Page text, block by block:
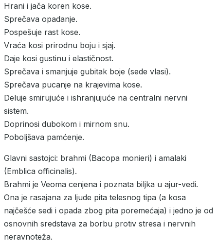
Hrani i jača koren kose.
Sprečava opadanje.
Pospešuje rast kose.
Vraća kosi prirodnu boju i sjaj.
Daje kosi gustinu i elastičnost.
Sprečava i smanjuje gubitak boje (sede vlasi).
Sprečava pucanje na krajevima kose.
Deluje smirujuće i ishranjujuće na centralni nervni
sistem.
Doprinosi dubokom i mirnom snu.
Poboljšava pamćenje.
Glavni sastojci: brahmi (Bacopa monieri) i amalaki
(Emblica officinalis).
Brahmi je Veoma cenjena i poznata biljka u ajur-vedi.
Ona je rasajana za ljude pita telesnog tipa (a kosa
najčešće sedi i opada zbog pita poremećaja) i jedno je od
osnovnih sredstava za borbu protiv stresa i nervnih
neravnoteža.